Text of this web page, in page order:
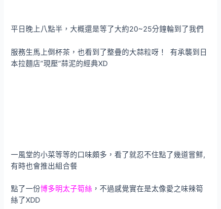
平日晚上八點半，大概還是等了大約20~25分鐘輪到了我們
服務生馬上倒杯茶，也看到了整疊的大蒜粒呀！ 有承襲到日
本拉麵店”現壓”蒜泥的經典XD
一風堂的小菜等等的口味頗多，看了就忍不住點了幾道嘗鮮,
有時也會推出組合餐
點了一份博多明太子筍絲 ，不過感覺實在是太像愛之味辣筍
絲了XDD